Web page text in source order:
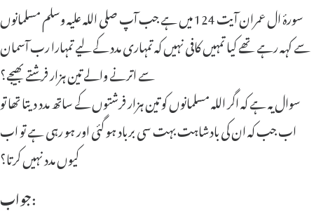
سورۂ ال عمران آیت 124 میں ہے جب آپ صلی اللہ علیہ وسلم مسلمانوں
سے کہہ رہے تھے کیا تمہیں کافی نہیں کہ تمہاری مدد کے لیے تمہارا رب آسمان
سے اترنے والے تین ہزار فرشتے بھیجے؟
سوال یہ ہے کہ اگر اللہ مسلمانوں کو تین ہزار فرشتوں کے ساتھ مدد دیتا تھا تو
اب جب کہ ان کی بادشاہت بہت سی برباد ہو گئی اور ہو رہی ہے تو اب
کیوں مدد نہیں کرتا؟
جواب: